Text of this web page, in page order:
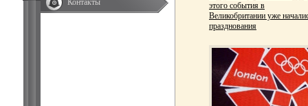
Контакты
этого события в
Великобритании уже
празднования